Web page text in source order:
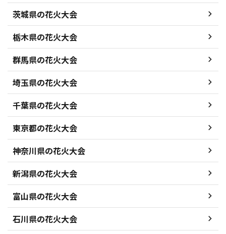
茨城県の花火大会
栃木県の花火大会
群馬県の花火大会
埼玉県の花火大会
千葉県の花火大会
東京都の花火大会
神奈川県の花火大会
新潟県の花火大会
富山県の花火大会
石川県の花火大会